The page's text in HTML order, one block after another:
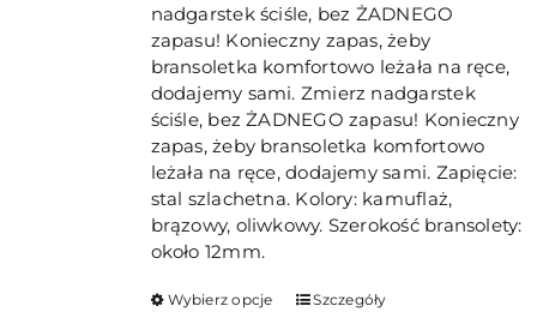
nadgarstek ściśle, bez ŻADNEGO
zapasu! Konieczny zapas, żeby
bransoletka komfortowo leżała na ręce,
dodajemy sami. Zmierz nadgarstek
ściśle, bez ŻADNEGO zapasu! Konieczny
zapas, żeby bransoletka komfortowo
leżała na ręce, dodajemy sami. Zapięcie:
stal szlachetna. Kolory: kamuflaż,
brązowy, oliwkowy. Szerokość bransolety:
około 12mm.
Wybierz opcje
TenSzczegóły